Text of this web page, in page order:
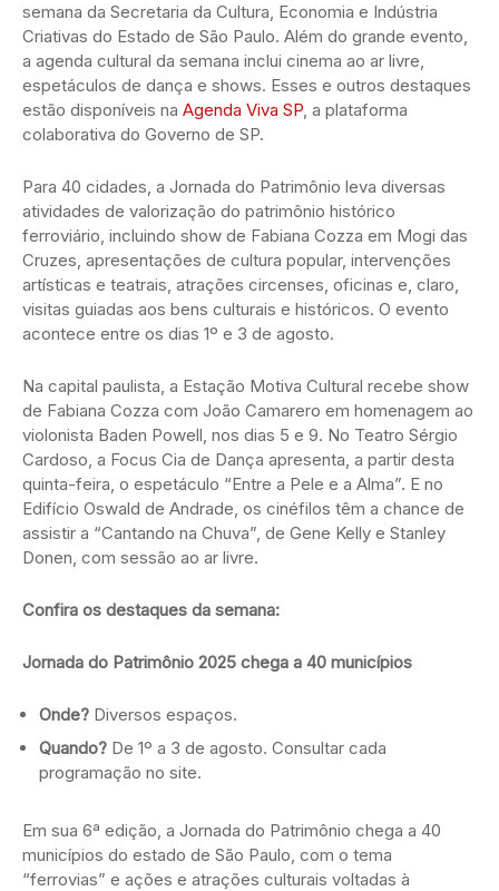
semana da Secretaria da Cultura, Economia e Indústria
Criativas do Estado de São Paulo. Além do grande evento,
a agenda cultural da semana inclui cinema ao ar livre,
espetáculos de dança e shows. Esses e outros destaques
estão disponíveis na Agenda Viva SP, a plataforma
colaborativa do Governo de SP.
Para 40 cidades, a Jornada do Patrimônio leva diversas
atividades de valorização do patrimônio histórico
ferroviário, incluindo show de Fabiana Cozza em Mogi das
Cruzes, apresentações de cultura popular, intervenções
artísticas e teatrais, atrações circenses, oficinas e, claro,
visitas guiadas aos bens culturais e históricos. O evento
acontece entre os dias 1º e 3 de agosto.
Na capital paulista, a Estação Motiva Cultural recebe show
de Fabiana Cozza com João Camarero em homenagem ao
violonista Baden Powell, nos dias 5 e 9. No Teatro Sérgio
Cardoso, a Focus Cia de Dança apresenta, a partir desta
quinta-feira, o espetáculo “Entre a Pele e a Alma”. E no
Edifício Oswald de Andrade, os cinéfilos têm a chance de
assistir a “Cantando na Chuva”, de Gene Kelly e Stanley
Donen, com sessão ao ar livre.
Confira os destaques da semana:
Jornada do Patrimônio 2025 chega a 40 municípios
Onde? Diversos espaços.
Quando? De 1º a 3 de agosto. Consultar cada
programação no site.
Em sua 6ª edição, a Jornada do Patrimônio chega a 40
municípios do estado de São Paulo, com o tema
“ferrovias” e ações e atrações culturais voltadas à